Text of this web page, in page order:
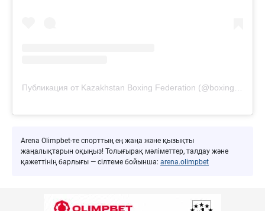
Arena Olimpbet-те спорттың ең жаңа және қызықты
жаңалықтарын оқыңыз! Толығырақ мәліметтер, талдау және
қажеттінің барлығы — сілтеме бойынша: arena.olimpbet